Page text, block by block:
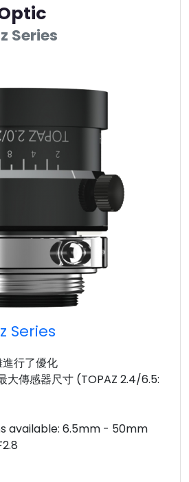
Series
Series
行了優化
大傳感器尺寸 (TOPAZ 2.4/6.5:
available: 6.5mm - 50mm